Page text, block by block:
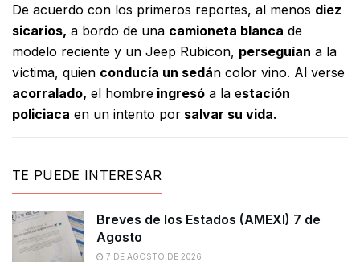
De acuerdo con los primeros reportes, al menos diez
sicarios, a bordo de una camioneta blanca de
modelo reciente y un Jeep Rubicon, perseguían a la
víctima, quien conducía un sedán color vino. Al verse
acorralado, el hombre ingresó a la estación
policiaca en un intento por salvar su vida.
TE PUEDE INTERESAR
Breves de los Estados (AMEXI) 7 de
Agosto
7 DE AGOSTO DE 2026